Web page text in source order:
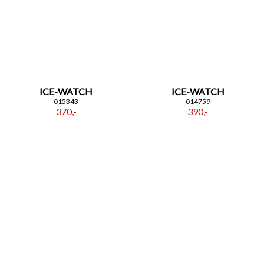
ICE-WATCH
015343
370,-
ICE-WATCH
014759
390,-